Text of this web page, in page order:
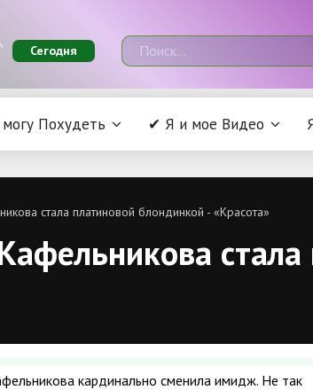
Сегодня
Похудеть ✔ Я и мое Видео
стала платиновой блондинкой - «Красота»
кардинально сменила имидж. Не так